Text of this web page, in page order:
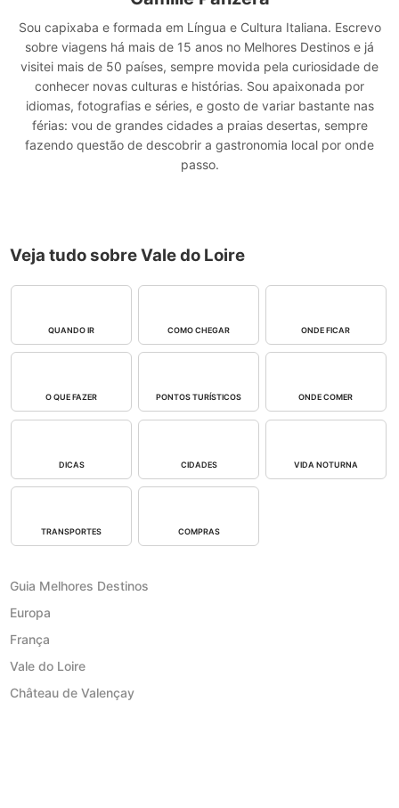
Sou capixaba e formada em Língua e Cultura Italiana. Escrevo
sobre viagens há mais de 15 anos no Melhores Destinos e já
visitei mais de 50 países, sempre movida pela curiosidade de
conhecer novas culturas e histórias. Sou apaixonada por
idiomas, fotografias e séries, e gosto de variar bastante nas
férias: vou de grandes cidades a praias desertas, sempre
fazendo questão de descobrir a gastronomia local por onde
passo.
Veja tudo sobre Vale do Loire
QUANDO IR COMO CHEGAR ONDE FICAR
O QUE FAZER PONTOS TURÍSTICOS ONDE COMER
DICAS CIDADES VIDA NOTURNA
TRANSPORTES COMPRAS
Guia Melhores Destinos
Europa
França
Vale do Loire
Château de Valençay